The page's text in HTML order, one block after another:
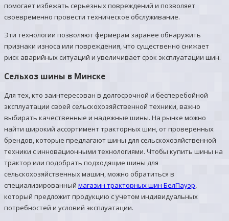
помогает избежать серьезных повреждений и позволяет
своевременно провести техническое обслуживание.
Эти технологии позволяют фермерам заранее обнаружить
признаки износа или повреждения, что существенно снижает
риск аварийных ситуаций и увеличивает срок эксплуатации шин.
Сельхоз шины в Минске
Для тех, кто заинтересован в долгосрочной и бесперебойной
эксплуатации своей сельскохозяйственной техники, важно
выбирать качественные и надежные шины. На рынке можно
найти широкий ассортимент тракторных шин, от проверенных
брендов, которые предлагают шины для сельскохозяйственной
техники с инновационными технологиями. Чтобы купить шины на
трактор или подобрать подходящие шины для
сельскохозяйственных машин, можно обратиться в
специализированный магазин тракторных шин БелПауэр,
который предложит продукцию с учетом индивидуальных
потребностей и условий эксплуатации.